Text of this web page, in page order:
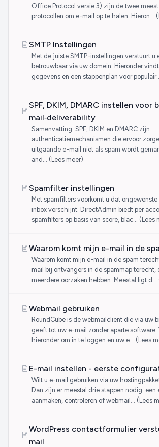
Office Protocol versie 3) zijn de twee
protocollen om e-mail op te halen. Hieron…
SMTP Instellingen
Met de juiste SMTP-instellingen verstuurt u
betrouwbaar via uw domein. Hieronder
gegevens en een stappenplan voor
SPF, DKIM, DMARC instellen voor
mail‑deliverability
Samenvatting: SPF, DKIM en DMARC zijn
authenticatiemechanismen die ervoor
uitgaande e-mail niet als spam wordt
and… (Lees meer)
Spamfilter instellingen
Met spamfilters voorkomt u dat
inbox verschijnt. DirectAdmin biedt per
spamfilters op basis van score, blac… (Lees
Waarom komt mijn e-mail in de
Waarom komt mijn e-mail in de spam
mail bij ontvangers in de spammap terecht,
meerdere oorzaken hebben. Meestal ligt d…
Webmail gebruiken
RoundCube is de webmailclient die via uw
geeft tot uw e-mail zonder aparte software.
hieronder om in te loggen en uw e… (Lees
E-mail instellen - eerste
Wilt u e-mail gebruiken via uw
Dan zijn er meestal drie stappen nodig:
aanmaken, controleren of webmail… (Lees
WordPress contactformulier
mail